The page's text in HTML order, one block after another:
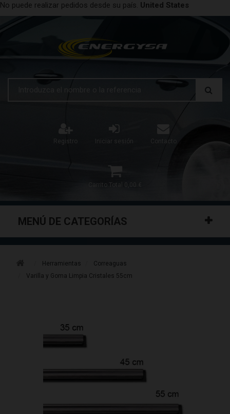
No puede realizar pedidos desde su país. United States
Registro Iniciar sesión Contacto
Carrito Total 0,00 €
MENÚ DE CATEGORÍAS
Herramientas
Correaguas
Varilla y Goma Limpia Cristales 55cm